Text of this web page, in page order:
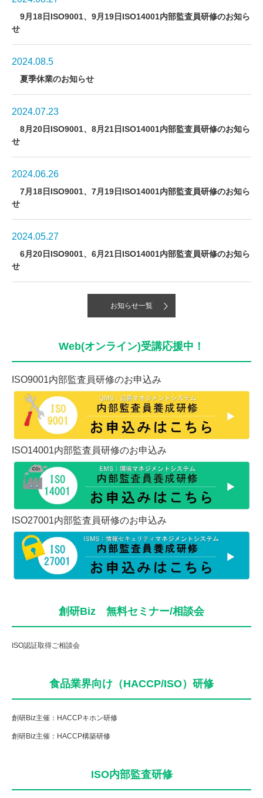
9月18日ISO9001、9月19日ISO14001内部監査員研修のお知ら
せ
2024.08.5
夏季休業のお知らせ
2024.07.23
8月20日ISO9001、8月21日ISO14001内部監査員研修のお知ら
せ
2024.06.26
7月18日ISO9001、7月19日ISO14001内部監査員研修のお知ら
せ
2024.05.27
6月20日ISO9001、6月21日ISO14001内部監査員研修のお知ら
せ
お知らせ一覧
Web(オンライン)受講応援中！
ISO9001内部監査員研修のお申込み
ISO14001内部監査員研修のお申込み
ISO27001内部監査員研修のお申込み
創研Biz 無料セミナー/相談会
ISO認証取得ご相談会
食品業界向け（HACCP/ISO）研修
創研Biz主催：HACCPキホン研修
創研Biz主催：HACCP構築研修
ISO内部監査研修